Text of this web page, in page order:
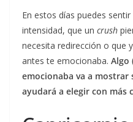
En estos días puedes
intensidad, que un crush
necesita redirección o que
antes te emocionaba. Algo
emocionaba va a mostrar
ayudará a elegir con más